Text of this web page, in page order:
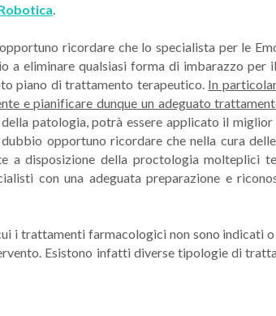
.
ricordare che lo specialista per le
eliminare qualsiasi forma di imbarazzo per
piano di trattamento terapeutico. In
e pianificare dunque un adeguato
patologia, potrà essere applicato il
opportuno ricordare che nella cura
a disposizione della proctologia molteplici
con una adeguata preparazione e
i trattamenti farmacologici non sono indicati
Esistono infatti diverse tipologie di